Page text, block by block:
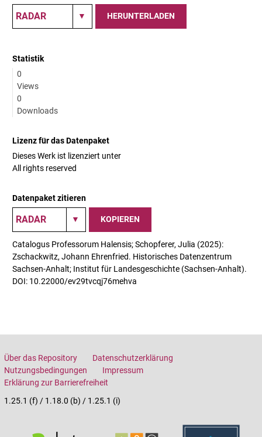
HERUNTERLADEN
Statistik
0
Views
0
Downloads
Lizenz für das Datenpaket
Dieses Werk ist lizenziert unter
All rights reserved
Datenpaket zitieren
KOPIEREN
Catalogus Professorum Halensis; Schopferer, Julia (2025):
Zschackwitz, Johann Ehrenfried. Historisches Datenzentrum
Sachsen-Anhalt; Institut für Landesgeschichte (Sachsen-Anhalt).
DOI: 10.22000/ev29tvcqj76mehva
Über das Repository
Datenschutzerklärung
Nutzungsbedingungen
Impressum
Erklärung zur Barrierefreiheit
1.25.1 (f) / 1.18.0 (b) / 1.25.1 (i)